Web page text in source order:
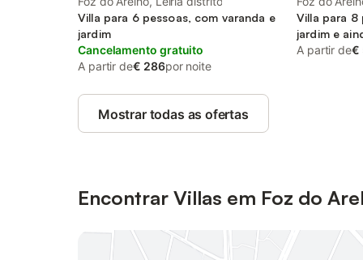
Villa para 6 pessoas, com varanda e
jardim
Cancelamento gratuito
A partir de€ 286por noite
Villa para 8
jardim e
A partir de€
Mostrar todas as ofertas
Encontrar Villas em Foz do